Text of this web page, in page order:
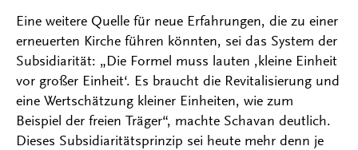
Eine weitere Quelle für neue Erfahrungen, die zu einer
erneuerten Kirche führen könnten, sei das System der
Subsidiarität: „Die Formel muss lauten ‚kleine Einheit
vor großer Einheit‘. Es braucht die Revitalisierung und
eine Wertschätzung kleiner Einheiten, wie zum
Beispiel der freien Träger“, machte Schavan deutlich.
Dieses Subsidiaritätsprinzip sei heute mehr denn je